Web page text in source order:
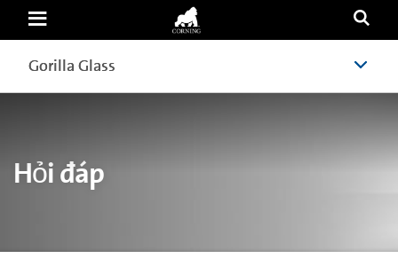
GorillaGorilla Glass
Gorilla Glass
Hỏi đáp